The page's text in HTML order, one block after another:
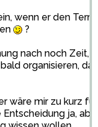
wenn er den
?
nach noch Zeit,
organisieren,
wäre mir zu kurz
Entscheidung ja,